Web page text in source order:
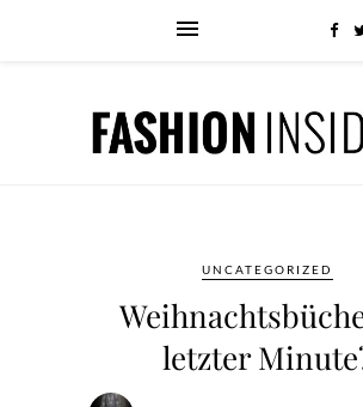
UNCATEGORIZED
letzter